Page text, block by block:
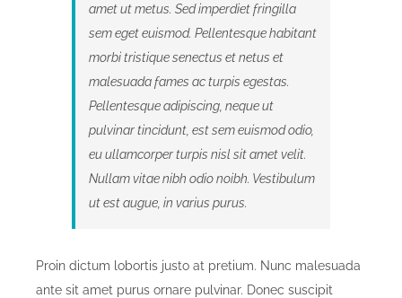
amet ut metus. Sed imperdiet fringilla
sem eget euismod. Pellentesque habitant
morbi tristique senectus et netus et
malesuada fames ac turpis egestas.
Pellentesque adipiscing, neque ut
pulvinar tincidunt, est sem euismod odio,
eu ullamcorper turpis nisl sit amet velit.
Nullam vitae nibh odio noibh. Vestibulum
ut est augue, in varius purus.
Proin dictum lobortis justo at pretium. Nunc malesuada
ante sit amet purus ornare pulvinar. Donec suscipit